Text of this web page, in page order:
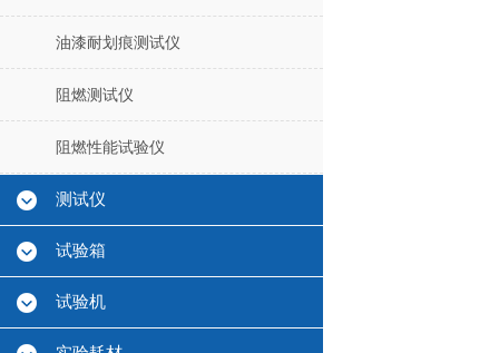
油漆耐划痕测试仪
阻燃测试仪
阻燃性能试验仪
测试仪
试验箱
试验机